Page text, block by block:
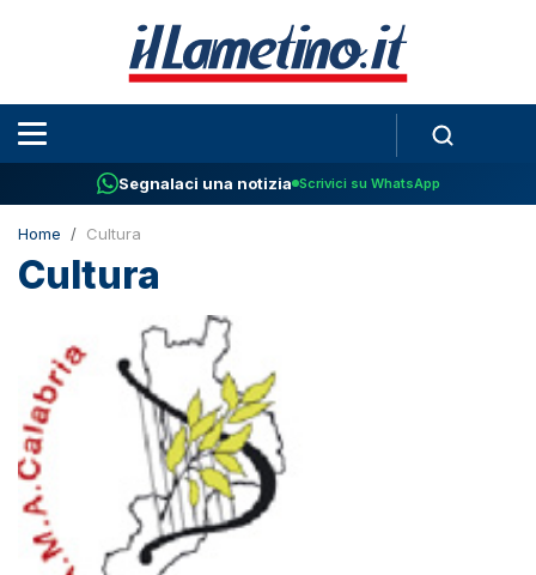
Segnalaci una notizia Scrivici su WhatsApp
Home Cultura
Cultura